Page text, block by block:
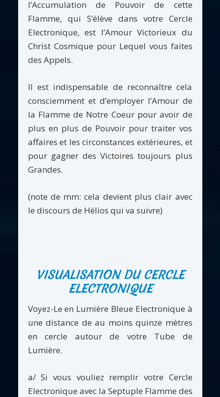
l’Accumulation de Pouvoir de cette
Flamme, qui S’élève dans votre Cercle
Electronique, est l’Amour Victorieux du
Christ Cosmique pour Lequel vous faites
des Appels.
Il est indispensable de reconnaître cela
consciemment et d’employer l’Amour de
la Flamme de Notre Coeur pour avoir de
plus en plus de Pouvoir pour traiter vos
affaires et les circonstances extérieures, et
pour gagner des Victoires toujours plus
Grandes.
(note de mm: cela devient plus clair avec
le discours de Hélios qui va suivre)
VISUALISATION DU CERCLE
ELECTRONIQUE
Voyez-Le en Lumière Bleue Electronique à
une distance de au moins quinze mètres
en cercle autour de votre Tube de
Lumière.
a/ Si vous vouliez remplir votre Cercle
Electronique avec la Septuple Flamme des